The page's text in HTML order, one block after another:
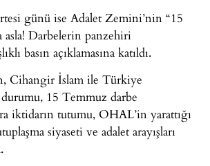
günü ise Adalet Zemini’nin “15
Darbelerin panzehiri
basın açıklamasına katıldı.
Cihangir İslam ile Türkiye
15 Temmuz darbe
iktidarın tutumu, OHAL’in yarattığı
siyaseti ve adalet arayışları